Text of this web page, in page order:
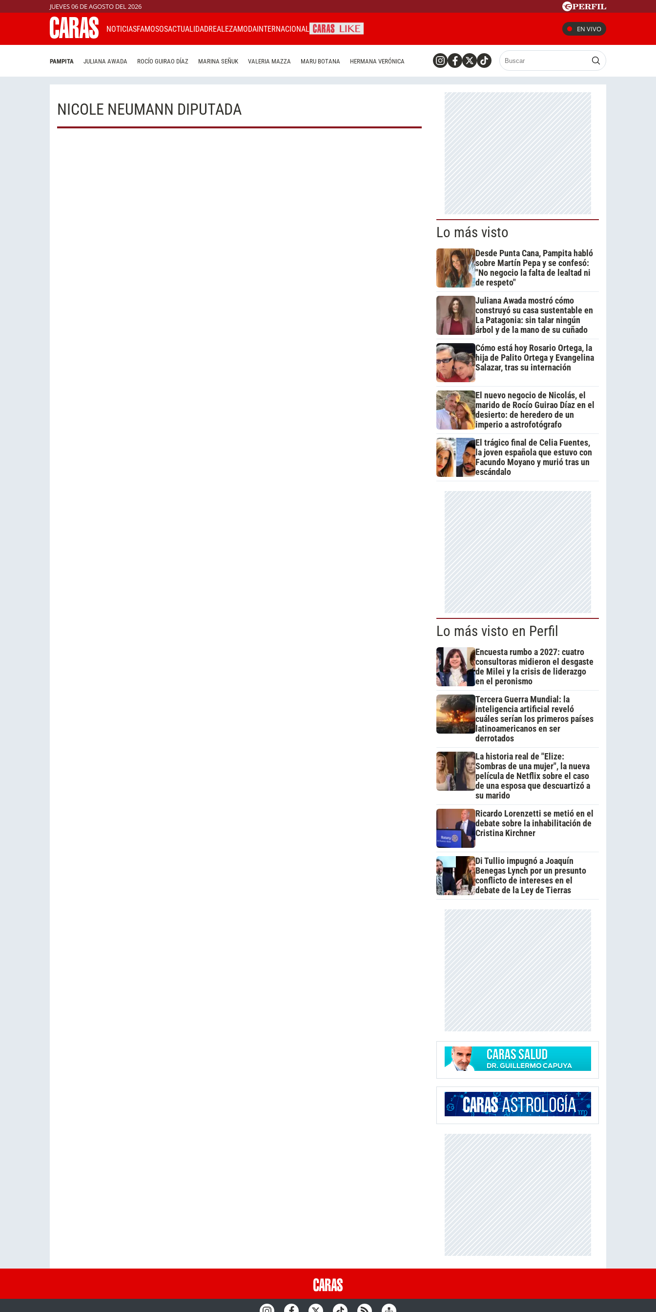
JUEVES 06 DE AGOSTO DEL 2026
NOTICIASFAMOSOSACTUALIDADREALEZAMODAINTERNACIONAL EN VIVO
PAMPITA JULIANA AWADA ROCÍO GUIRAO DÍAZ MARINA SEÑUK VALERIA MAZZA MARU BOTANA HERMANA VERÓNICA
NICOLE NEUMANN DIPUTADA
Lo más visto
Desde Punta Cana, Pampita habló
sobre Martín Pepa y se confesó:
"No negocio la falta de lealtad ni
de respeto"
Juliana Awada mostró cómo
construyó su casa sustentable en
La Patagonia: sin talar ningún
árbol y de la mano de su cuñado
Cómo está hoy Rosario Ortega, la
hija de Palito Ortega y Evangelina
Salazar, tras su internación
El nuevo negocio de Nicolás, el
marido de Rocío Guirao Díaz en el
desierto: de heredero de un
imperio a astrofotógrafo
El trágico final de Celia Fuentes,
la joven española que estuvo con
Facundo Moyano y murió tras un
escándalo
Lo más visto en Perfil
Encuesta rumbo a 2027: cuatro
consultoras midieron el desgaste
de Milei y la crisis de liderazgo
en el peronismo
Tercera Guerra Mundial: la
inteligencia artificial reveló
cuáles serían los primeros países
latinoamericanos en ser
derrotados
La historia real de "Elize:
Sombras de una mujer", la nueva
película de Netflix sobre el caso
de una esposa que descuartizó a
su marido
Ricardo Lorenzetti se metió en el
debate sobre la inhabilitación de
Cristina Kirchner
Di Tullio impugnó a Joaquín
Benegas Lynch por un presunto
conflicto de intereses en el
debate de la Ley de Tierras